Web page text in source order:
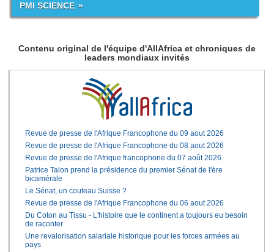
PMI SCIENCE
Contenu original de l'équipe d'AllAfrica et chroniques de
leaders mondiaux invités
Revue de presse de l'Afrique Francophone du 09 aout 2026
Revue de presse de l'Afrique Francophone du 08 aout 2026
Revue de presse de l'Afrique francophone du 07 août 2026
Patrice Talon prend la présidence du premier Sénat de l'ère
bicamérale
Le Sénat, un couteau Suisse ?
Revue de presse de l'Afrique Francophone du 06 aout 2026
Du Coton au Tissu - L'histoire que le continent a toujours eu besoin
de raconter
Une revalorisation salariale historique pour les forces armées au
pays